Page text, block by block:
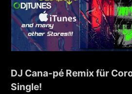
DJ Cana-pé Remix für
Single!